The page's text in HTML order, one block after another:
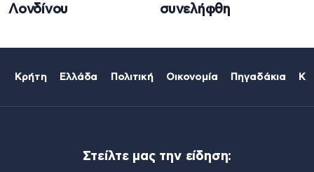
Λονδίνου
συνελήφθη
Κρήτη Ελλάδα Πολιτική Οικονομία Πηγαδάκια
Στείλτε μας την είδηση: